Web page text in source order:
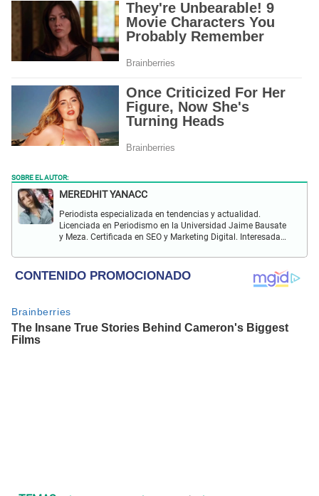
SOBRE EL AUTOR:
MEREDHIT YANACC
Periodista especializada en tendencias y actualidad.
Licenciada en Periodismo en la Universidad Jaime Bausate
y Meza. Certificada en SEO y Marketing Digital. Interesada
farándula y más.